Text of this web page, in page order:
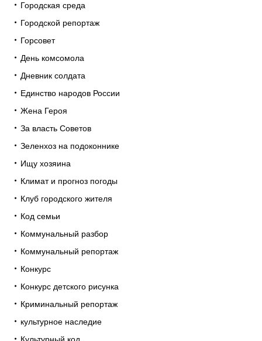
Городская среда
Городской репортаж
Горсовет
День комсомола
Дневник солдата
Единство народов России
Жена Героя
За власть Советов
Зеленхоз на подоконнике
Ищу хозяина
Климат и прогноз погоды
Клуб городского жителя
Код семьи
Коммунальный разбор
Коммунальный репортаж
Конкурс
Конкурс детского рисунка
Криминальный репортаж
культурное наследие